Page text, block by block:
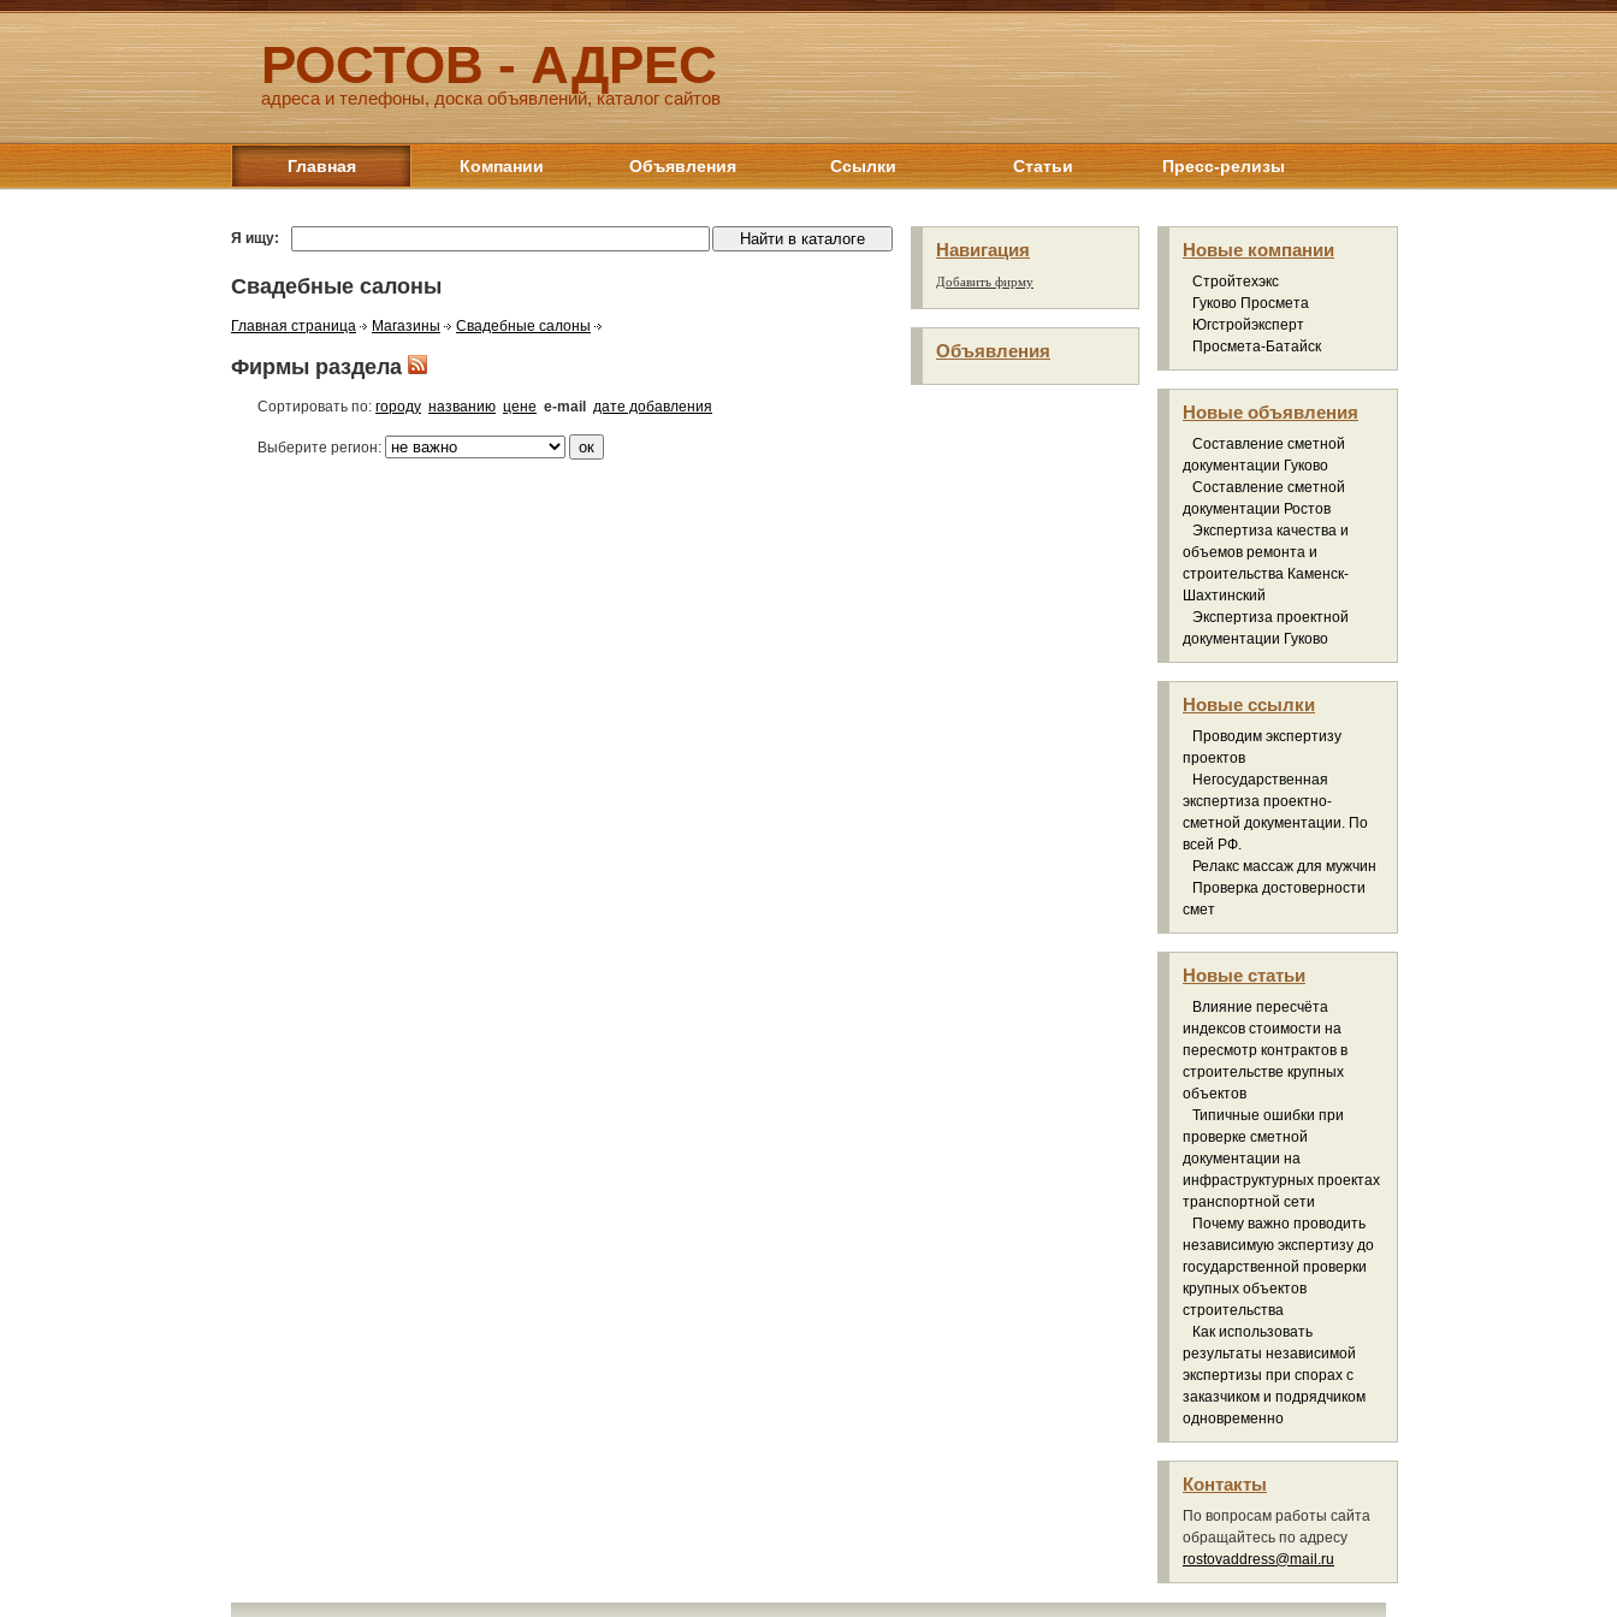
РОСТОВ - АДРЕС
адреса и телефоны, доска объявлений, каталог сайтов
Главная Компании Объявления Ссылки Статьи Пресс-релизы
Я ищу:
Свадебные салоны
Главная страница Магазины Свадебные салоны
Фирмы раздела
Сортировать по: городу названию цене e-mail дате добавления
Выберите регион:
Навигация
Добавить фирму
Объявления
Новые компании
Стройтехэкс
Гуково Просмета
Югстройэксперт
Просмета-Батайск
Новые объявления
Составление сметной
документации Гуково
Составление сметной
документации Ростов
Экспертиза качества и
объемов ремонта и
строительства Каменск-
Шахтинский
Экспертиза проектной
документации Гуково
Новые ссылки
Проводим экспертизу
проектов
Негосударственная
экспертиза проектно-
сметной документации. По
всей РФ.
Релакс массаж для мужчин
Проверка достоверности
смет
Новые статьи
Влияние пересчёта
индексов стоимости на
пересмотр контрактов в
строительстве крупных
объектов
Типичные ошибки при
проверке сметной
документации на
инфраструктурных проектах
транспортной сети
Почему важно проводить
независимую экспертизу до
государственной проверки
крупных объектов
строительства
Как использовать
результаты независимой
экспертизы при спорах с
заказчиком и подрядчиком
одновременно
Контакты
По вопросам работы сайта
обращайтесь по адресу
rostovaddress@mail.ru